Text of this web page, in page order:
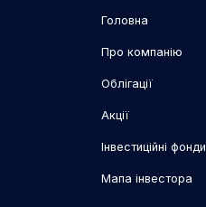
Головна
Про компанію
Облігації
Акції
Інвестиційні фонди
Мапа інвестора